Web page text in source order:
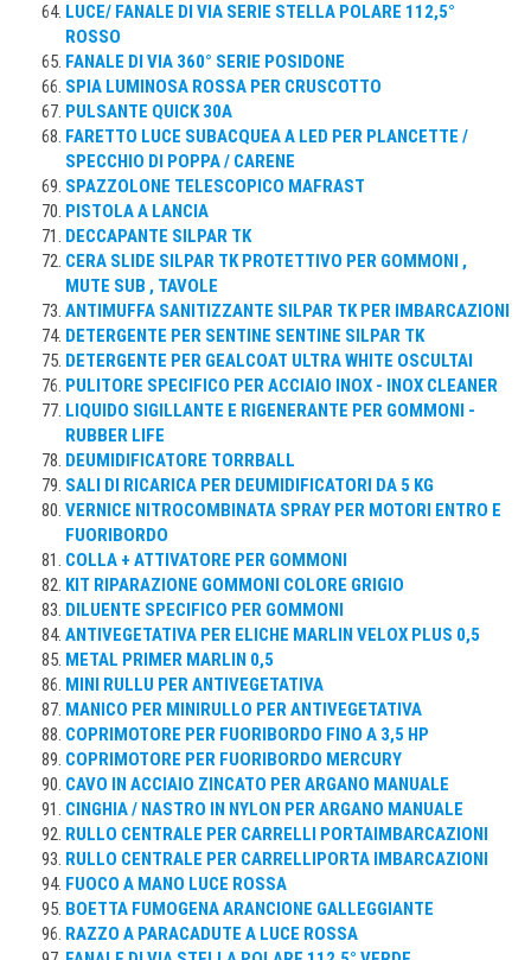
LUCE/ FANALE DI VIA SERIE STELLA POLARE 112,5°
ROSSO
FANALE DI VIA 360° SERIE POSIDONE
SPIA LUMINOSA ROSSA PER CRUSCOTTO
PULSANTE QUICK 30A
FARETTO LUCE SUBACQUEA A LED PER PLANCETTE /
SPECCHIO DI POPPA / CARENE
SPAZZOLONE TELESCOPICO MAFRAST
PISTOLA A LANCIA
DECCAPANTE SILPAR TK
CERA SLIDE SILPAR TK PROTETTIVO PER GOMMONI ,
MUTE SUB , TAVOLE
ANTIMUFFA SANITIZZANTE SILPAR TK PER IMBARCAZIONI
DETERGENTE PER SENTINE SENTINE SILPAR TK
DETERGENTE PER GEALCOAT ULTRA WHITE OSCULTAI
PULITORE SPECIFICO PER ACCIAIO INOX - INOX CLEANER
LIQUIDO SIGILLANTE E RIGENERANTE PER GOMMONI -
RUBBER LIFE
DEUMIDIFICATORE TORRBALL
SALI DI RICARICA PER DEUMIDIFICATORI DA 5 KG
VERNICE NITROCOMBINATA SPRAY PER MOTORI ENTRO E
FUORIBORDO
COLLA + ATTIVATORE PER GOMMONI
KIT RIPARAZIONE GOMMONI COLORE GRIGIO
DILUENTE SPECIFICO PER GOMMONI
ANTIVEGETATIVA PER ELICHE MARLIN VELOX PLUS 0,5
METAL PRIMER MARLIN 0,5
MINI RULLU PER ANTIVEGETATIVA
MANICO PER MINIRULLO PER ANTIVEGETATIVA
COPRIMOTORE PER FUORIBORDO FINO A 3,5 HP
COPRIMOTORE PER FUORIBORDO MERCURY
CAVO IN ACCIAIO ZINCATO PER ARGANO MANUALE
CINGHIA / NASTRO IN NYLON PER ARGANO MANUALE
RULLO CENTRALE PER CARRELLI PORTAIMBARCAZIONI
RULLO CENTRALE PER CARRELLIPORTA IMBARCAZIONI
FUOCO A MANO LUCE ROSSA
BOETTA FUMOGENA ARANCIONE GALLEGGIANTE
RAZZO A PARACADUTE A LUCE ROSSA